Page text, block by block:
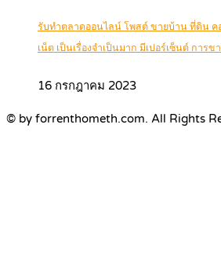
รับทำตลาดออนไลน์ โพสต์ ขายบ้าน ที่ดิน ค
เน็ต เป็นเรื่องจำเป็นมาก มีเปอร์เซ็นต์ การข
16 กรกฎาคม 2023
© by forrenthometh.com. All Rights